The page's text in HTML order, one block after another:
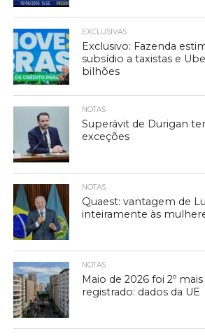
EXCLUSIVAS
Exclusivo: Fazenda
subsídio a taxistas e
bilhões
NOTAS
Superávit de Durigan
exceções
NOTAS
Quaest: vantagem de
inteiramente às
NOTAS
Maio de 2026 foi 2º
registrado: dados da UE